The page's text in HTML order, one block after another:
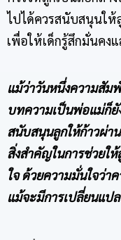
ไปได้ควรสนับสนุนใ
เพื่อให้เด็กรู้สึกมั่นคง
แม้ว่าวันหนึ่งความสัม
บทความเป็นพ่อแม่ก็ยั
สนับสนุนลูกให้ก้าวผ่า
สิ่งสำคัญในการช่วยใ
ใจ ด้วยความมั่นใจว่า
แม้จะมีการเปลี่ยนแปล